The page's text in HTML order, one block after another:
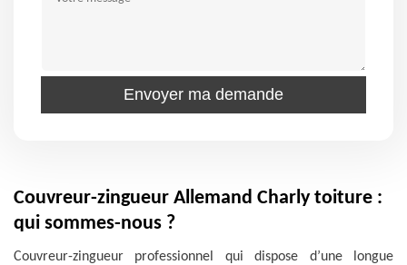
Couvreur-zingueur Allemand Charly toiture :
qui sommes-nous ?
Couvreur-zingueur professionnel qui dispose d’une longue